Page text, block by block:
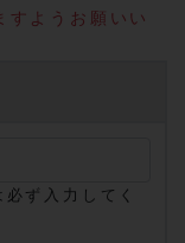
すようお願いい
ず入力してく